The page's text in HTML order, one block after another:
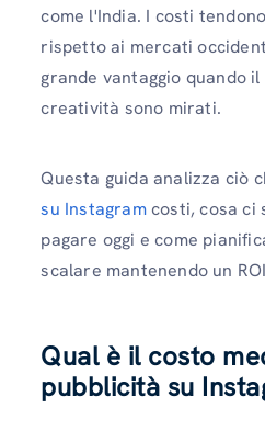
come l'India. I costi
rispetto ai mercati
grande vantaggio quando
creatività sono mirati.
Questa guida analizza ciò
su Instagramcosti, cosa ci
pagare oggi e come
scalare mantenendo un
Qual è il costo
pubblicità su